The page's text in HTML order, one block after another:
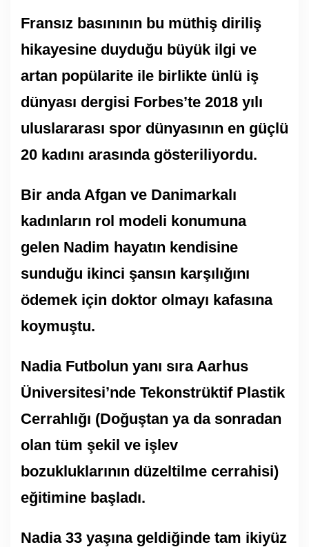
Fransız basınının bu müthiş diriliş
hikayesine duyduğu büyük ilgi ve
artan popülarite ile birlikte ünlü iş
dünyası dergisi Forbes’te 2018 yılı
uluslararası spor dünyasının en güçlü
20 kadını arasında gösteriliyordu.
Bir anda Afgan ve Danimarkalı
kadınların rol modeli konumuna
gelen Nadim hayatın kendisine
sunduğu ikinci şansın karşılığını
ödemek için doktor olmayı kafasına
koymuştu.
Nadia Futbolun yanı sıra Aarhus
Üniversitesi’nde Tekonstrüktif Plastik
Cerrahlığı (Doğuştan ya da sonradan
olan tüm şekil ve işlev
bozukluklarının düzeltilme cerrahisi)
eğitimine başladı.
Nadia 33 yaşına geldiğinde tam ikiyüz